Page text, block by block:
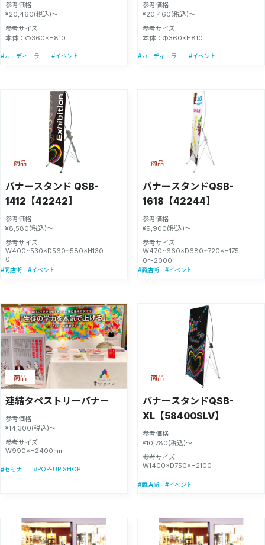
参考価格
¥20,460(税込)～
参考サイズ
本体：Φ360×H810
#カーディーラー #イベント
参考価格
¥20,460(税込)～
参考サイズ
本体：Φ360×H810
#カーディーラー #イベント
バナースタンド QSB-
1412【42242】
参考価格
¥8,580(税込)～
参考サイズ
W400~530×D560~580×H130
0
商品
#商店街 #イベント
バナースタンドQSB-
1618【42244】
参考価格
¥9,900(税込)～
参考サイズ
W470~660×D680~720×H175
0〜2000
商品
#商店街 #イベント
連結タペストリーバナー
参考価格
¥14,300(税込)～
参考サイズ
W990×H2400mm
商品
#セミナー #POP-UP SHOP
バナースタンドQSB-
XL【58400SLV】
参考価格
¥10,780(税込)～
参考サイズ
W1400×D750×H2100
商品
#商店街 #イベント